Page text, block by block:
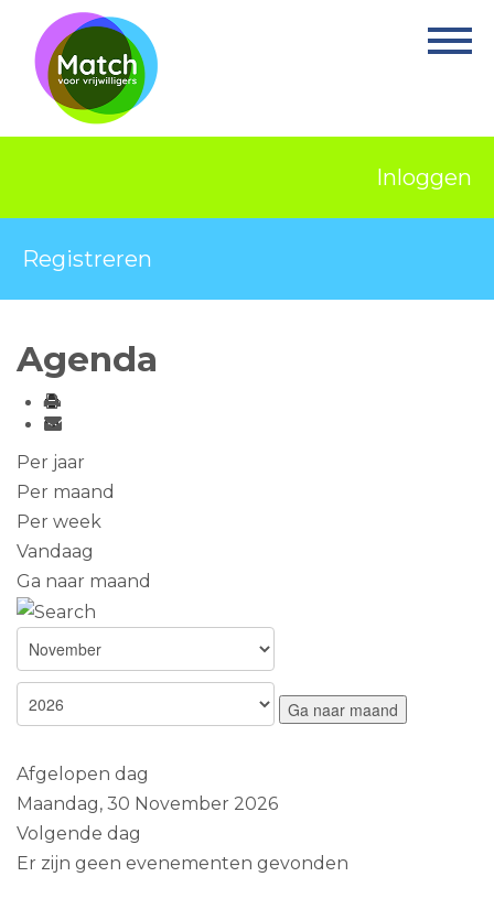
Home
Activiteiten
Projecten
Over Match
Vrijwilligerswerk
Inloggen
Registreren
Agenda
Per jaar
Per maand
Per week
Vandaag
Ga naar maand
Ga naar maand
Afgelopen dag
Maandag, 30 November 2026
Volgende dag
Er zijn geen evenementen gevonden